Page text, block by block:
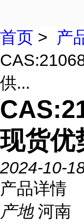
首页 > 产
供...
现货优
2024-10-
产品详情
产地 河南